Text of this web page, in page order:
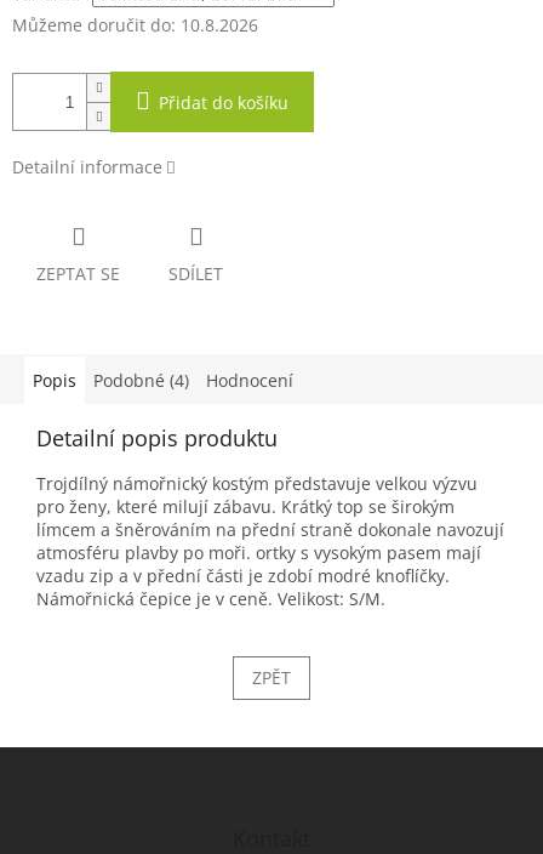
Můžeme doručit do: 10.8.2026
Přidat do košíku
Detailní informace
ZEPTAT SE SDÍLET
Popis Podobné (4) Hodnocení
Detailní popis produktu
Trojdílný námořnický kostým představuje velkou výzvu
pro ženy, které milují zábavu. Krátký top se širokým
límcem a šněrováním na přední straně dokonale navozují
atmosféru plavby po moři. ortky s vysokým pasem mají
vzadu zip a v přední části je zdobí modré knoflíčky.
Námořnická čepice je v ceně. Velikost: S/M.
ZPĚT